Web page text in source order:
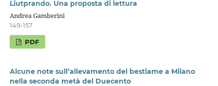
Liutprando. Una proposta di lettura
Andrea Gamberini
149-157
PDF
Alcune note sull’allevamento del bestiame a Milano
nella seconda metà del Duecento